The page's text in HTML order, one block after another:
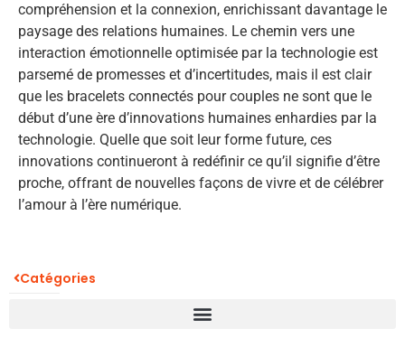
compréhension et la connexion, enrichissant davantage le
paysage des relations humaines. Le chemin vers une
interaction émotionnelle optimisée par la technologie est
parsemé de promesses et d’incertitudes, mais il est clair
que les bracelets connectés pour couples ne sont que le
début d’une ère d’innovations humaines enhardies par la
technologie. Quelle que soit leur forme future, ces
innovations continueront à redéfinir ce qu’il signifie d’être
proche, offrant de nouvelles façons de vivre et de célébrer
l’amour à l’ère numérique.
Catégories